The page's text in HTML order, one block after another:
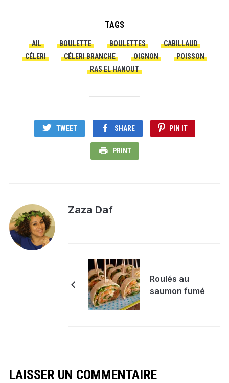
TAGS
AIL BOULETTE BOULETTES
CABILLAUD
CÉLERI
CÉLERI BRANCHE OIGNON
POISSON
RAS EL HANOUT
TWEET SHARE PIN IT
PRINT
Zaza Daf
Roulés au
saumon fumé
LAISSER UN COMMENTAIRE